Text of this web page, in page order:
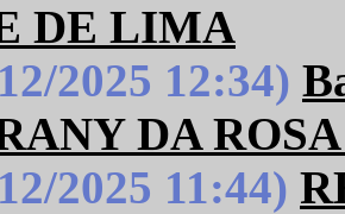
DE LIMA
2025 12:34)
DA
2025 11:44)